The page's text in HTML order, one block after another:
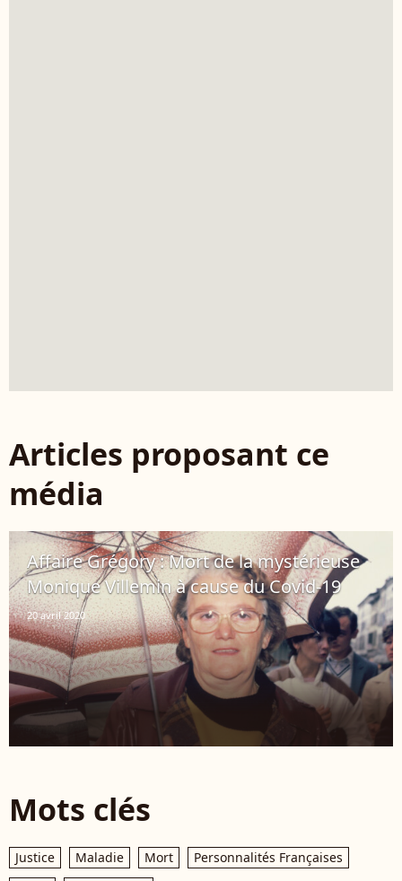
Articles proposant ce
média
Affaire Grégory : Mort de la mystérieuse
Monique Villemin à cause du Covid-19
20 avril 2020
Mots clés
Justice Maladie Mort
Personnalités Françaises